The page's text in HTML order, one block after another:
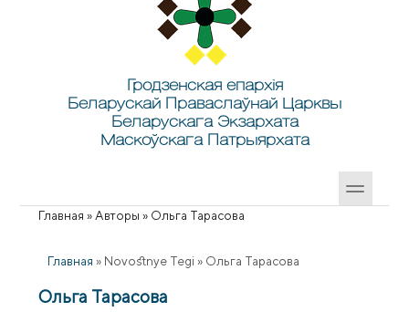
Гродзенская епархія
Беларускай Праваслаўнай Царквы
Беларускага Экзархата
Маскоўскага Патрыярхата
Главная » Авторы » Ольга Тарасова
Главная » Novostnye Tegi » Ольга Тарасова
Ольга Тарасова